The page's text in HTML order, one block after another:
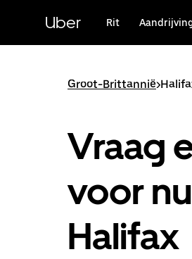
hoofdinhoudUber Rit
Groot-Brittannië>
Vraag
voor
Halifax